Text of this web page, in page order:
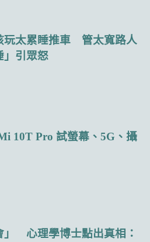
太累睡推車 管太寬路人
」引眾怒
10T Pro 試螢幕、5G、攝
」 心理學博士點出真相：